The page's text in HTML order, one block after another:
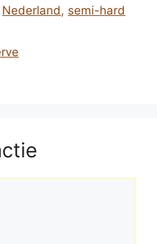
Nederland, semi-hard